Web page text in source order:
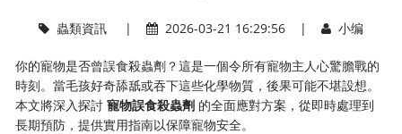
蟲類資訊| 2026-03-21 16:29:56 | 小编
你的寵物是否曾誤食殺蟲劑？這是一個令所有寵物主人心驚膽戰的
時刻。當毛孩好奇舔舐或吞下這些化學物質，後果可能不堪設想。
本文將深入探討寵物誤食殺蟲劑 的全面應對方案，從即時處理到
長期預防，提供實用指南以保障寵物安全。